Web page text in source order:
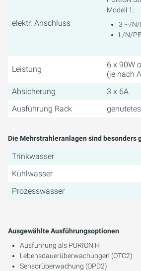
elektr. Anschluss
Modell 1:
3 ~/N/
L/N/
Leistung
6 x 90W
(je nach
Absicherung
3 x 6A
Ausführung Rack
Die Mehrstrahleranlagen sind besonders
Trinkwasser
Kühlwasser
Prozesswasser
Ausgewählte Ausführungsoptionen
Ausführung als PURION H
Lebensdauerüberwachungen (OTC2)
Sensorüberwachung (OPD2)